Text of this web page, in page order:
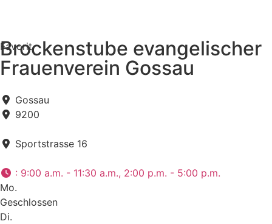
Favorit
Brockenstube evangelischer
Frauenverein Gossau
Gossau
9200
Sportstrasse 16
: 9:00 a.m. - 11:30 a.m., 2:00 p.m. - 5:00 p.m.
Mo.
Geschlossen
Di.